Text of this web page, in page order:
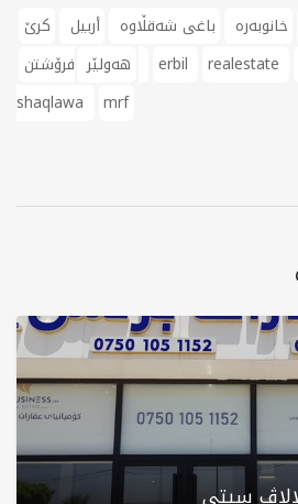
خانوبەرە باغی شەقڵاوە أربيل
کرێ
هەولێر
erbil realestate
shaqlawa
mrf
سیتی